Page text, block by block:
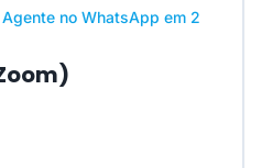
no WhatsApp em 2